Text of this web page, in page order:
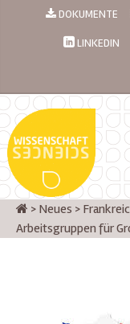
DOKUMENTE
LINKEDIN
> Neues >
Arbeitsgruppen für